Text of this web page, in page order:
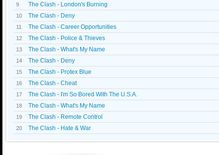
9 The Clash - London's Burning
10 The Clash - Deny
11 The Clash - Career Opportunities
12 The Clash - Police & Thieves
13 The Clash - What's My Name
14 The Clash - Deny
15 The Clash - Protex Blue
16 The Clash - Cheat
17 The Clash - I'm So Bored With The U.S.A.
18 The Clash - What's My Name
19 The Clash - Remote Control
20 The Clash - Hate & War